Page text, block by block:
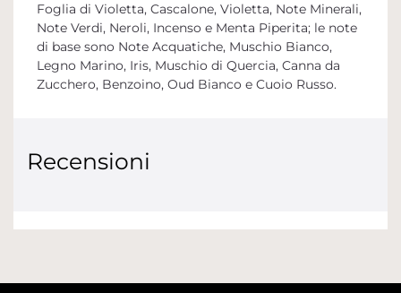
Foglia di Violetta, Cascalone, Violetta, Note Minerali,
Note Verdi, Neroli, Incenso e Menta Piperita; le note
di base sono Note Acquatiche, Muschio Bianco,
Legno Marino, Iris, Muschio di Quercia, Canna da
Zucchero, Benzoino, Oud Bianco e Cuoio Russo.
Recensioni